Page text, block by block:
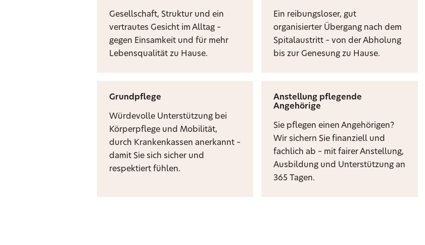
Gesellschaft, Struktur und ein
vertrautes Gesicht im Alltag –
gegen Einsamkeit und für mehr
Lebensqualität zu Hause.
Ein reibungsloser, gut
organisierter Übergang nach dem
Spitalaustritt – von der Abholung
bis zur Genesung zu Hause.
Grundpflege
Würdevolle Unterstützung bei
Körperpflege und Mobilität,
durch Krankenkassen anerkannt –
damit Sie sich sicher und
respektiert fühlen.
Anstellung pflegende
Angehörige
Sie pflegen einen Angehörigen?
Wir sichern Sie finanziell und
fachlich ab – mit fairer Anstellung,
Ausbildung und Unterstützung an
365 Tagen.